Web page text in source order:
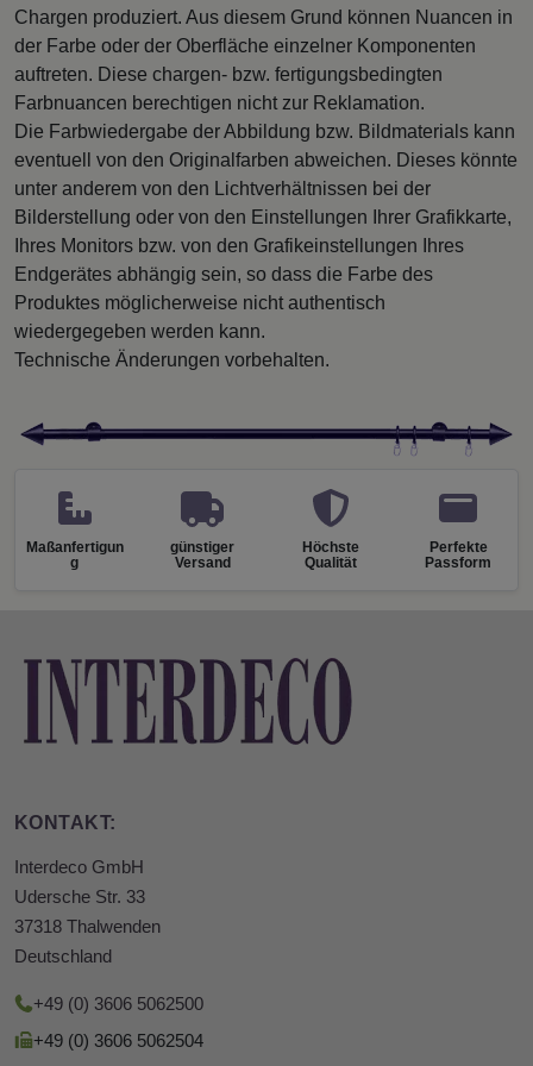
Chargen produziert. Aus diesem Grund können Nuancen in
der Farbe oder der Oberfläche einzelner Komponenten
auftreten. Diese chargen- bzw. fertigungsbedingten
Farbnuancen berechtigen nicht zur Reklamation.
Die Farbwiedergabe der Abbildung bzw. Bildmaterials kann
eventuell von den Originalfarben abweichen. Dieses könnte
unter anderem von den Lichtverhältnissen bei der
Bilderstellung oder von den Einstellungen Ihrer Grafikkarte,
Ihres Monitors bzw. von den Grafikeinstellungen Ihres
Endgerätes abhängig sein, so dass die Farbe des
Produktes möglicherweise nicht authentisch
wiedergegeben werden kann.
Technische Änderungen vorbehalten.
Maßanfertigun
g
günstiger
Versand
Höchste
Qualität
Perfekte
Passform
KONTAKT:
Interdeco GmbH
Udersche Str. 33
37318 Thalwenden
Deutschland
+49 (0) 3606 5062500
+49 (0) 3606 5062504